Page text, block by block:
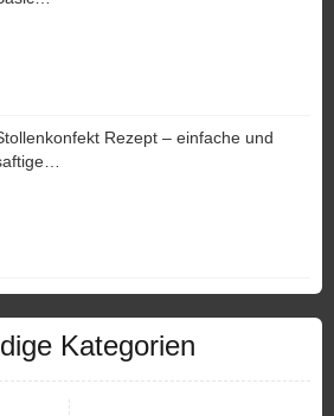
Rezept – einfache und
Kategorien